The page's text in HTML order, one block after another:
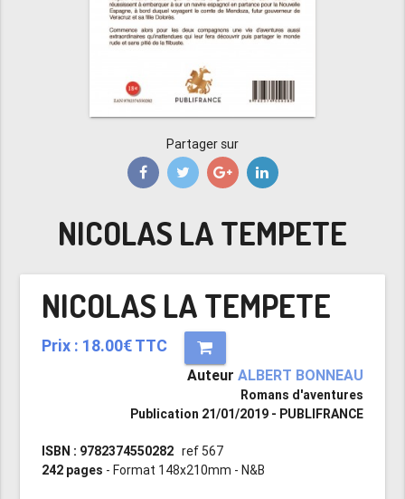
Partager sur
NICOLAS LA TEMPETE
NICOLAS LA TEMPETE
Prix : 18.00€ TTC
Auteur ALBERT BONNEAU
Romans d'aventures
Publication 21/01/2019 - PUBLIFRANCE
ISBN : 9782374550282 ref 567
242 pages - Format 148x210mm - N&B